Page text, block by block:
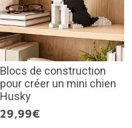
Blocs de construction
pour créer un mini chien
Husky
29,99€